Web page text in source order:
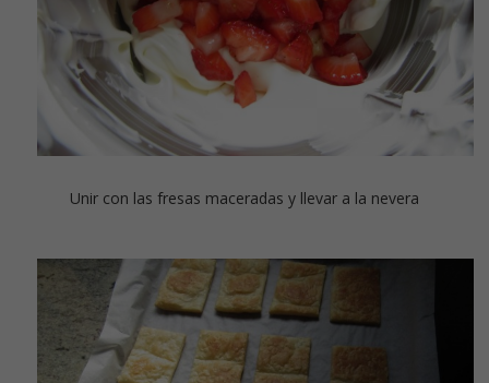
Unir con las fresas maceradas y llevar a la nevera